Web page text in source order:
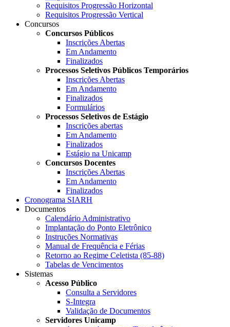
Requisitos Progressão Horizontal
Requisitos Progressão Vertical
Concursos
Concursos Públicos
Inscrições Abertas
Em Andamento
Finalizados
Processos Seletivos Públicos Temporários
Inscrições Abertas
Em Andamento
Finalizados
Formulários
Processos Seletivos de Estágio
Inscrições abertas
Em Andamento
Finalizados
Estágio na Unicamp
Concursos Docentes
Inscrições Abertas
Em Andamento
Finalizados
Cronograma SIARH
Documentos
Calendário Administrativo
Implantação do Ponto Eletrônico
Instruções Normativas
Manual de Frequência e Férias
Retorno ao Regime Celetista (85-88)
Tabelas de Vencimentos
Sistemas
Acesso Público
Consulta a Servidores
S-Integra
Validação de Documentos
Servidores Unicamp